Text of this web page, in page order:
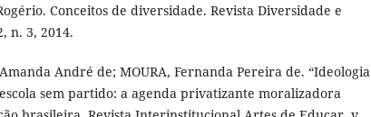
Conceitos de diversidade. Revista Diversidade e
n. 3, 2014.
André de; MOURA, Fernanda Pereira de. “Ideologia
sem partido: a agenda privatizante moralizadora